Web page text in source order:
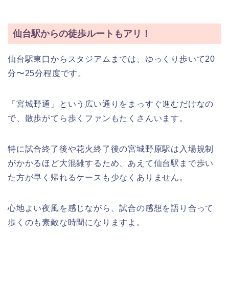
仙台駅からの徒歩ルートもアリ！
仙台駅東口からスタジアムまでは、ゆっくり歩いて20
分〜25分程度です。
「宮城野通」という広い通りをまっすぐ進むだけなの
で、散歩がてら歩くファンもたくさんいます。
特に試合終了後や花火終了後の宮城野原駅は入場規制
がかかるほど大混雑するため、あえて仙台駅まで歩い
た方が早く帰れるケースも少なくありません。
心地よい夜風を感じながら、試合の感想を語り合って
歩くのも素敵な時間になりますよ。